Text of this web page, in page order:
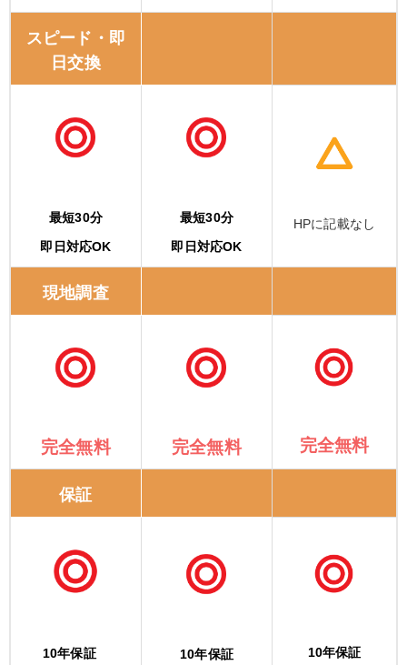
スピード・即
日交換
最短30分
即日対応OK
最短30分
即日対応OK
HPに記載なし
現地調査
完全無料 完全無料 完全無料
保証
10年保証 10年保証 10年保証